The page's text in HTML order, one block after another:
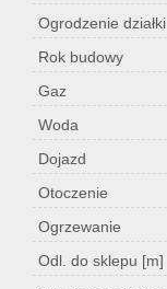
Ogrodzenie działki
Rok budowy
Gaz
Woda
Dojazd
Otoczenie
Ogrzewanie
Odl. do sklepu [m]